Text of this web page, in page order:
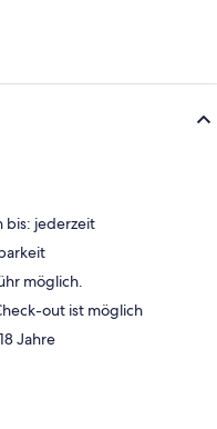
bis: jederzeit
möglich.
out ist möglich
Jahre